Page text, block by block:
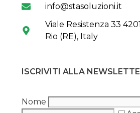
info@stasoluzioni.it
Viale Resistenza 33
Rio (RE), Italy
ISCRIVITI ALLA
Nome